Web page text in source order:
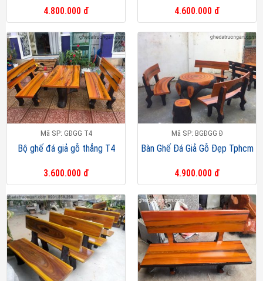
4.800.000 đ 4.600.000 đ
Mã SP: GĐGG T4
Bộ ghế đá giả gỗ thẳng T4
3.600.000 đ
Mã SP: BGĐGG Đ
Bàn Ghế Đá Giả Gỗ Đẹp Tphcm
4.900.000 đ